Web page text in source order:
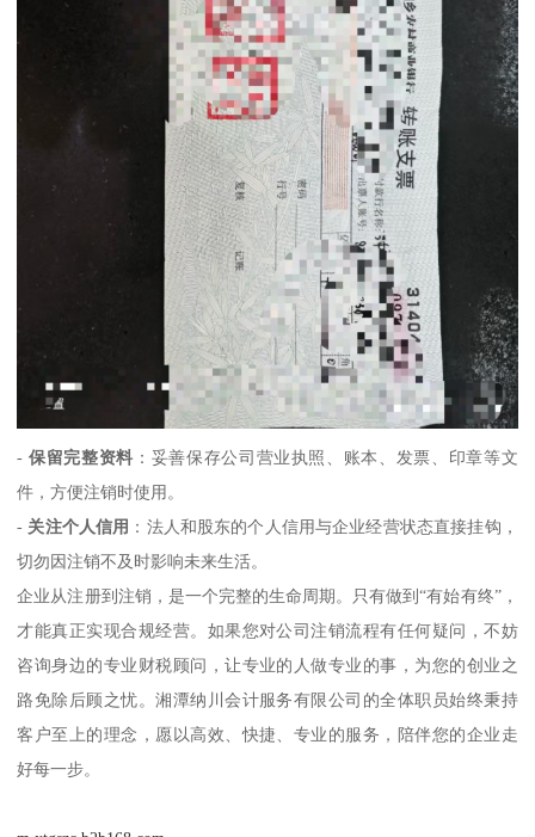
- 保留完整资料 ：妥善保存公司营业执照、账本、发票、印章等文
件，方便注销时使用。
- 关注个人信用 ：法人和股东的个人信用与企业经营状态直接挂钩，
切勿因注销不及时影响未来生活。
企业从注册到注销，是一个完整的生命周期。只有做到“有始有终”，
才能真正实现合规经营。如果您对公司注销流程有任何疑问，不妨
咨询身边的专业财税顾问，让专业的人做专业的事，为您的创业之
路免除后顾之忧。湘潭纳川会计服务有限公司的全体职员始终秉持
客户至上的理念，愿以高效、快捷、专业的服务，陪伴您的企业走
好每一步。